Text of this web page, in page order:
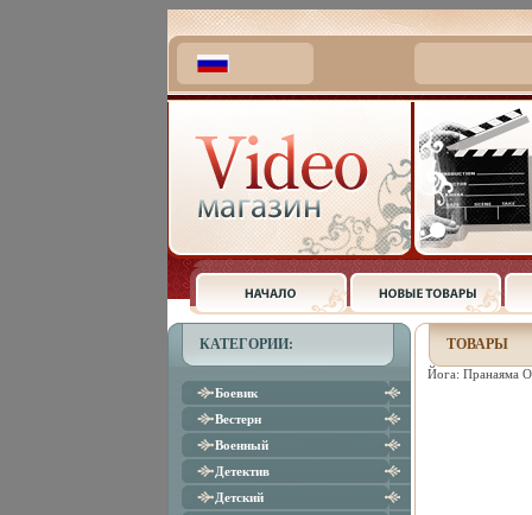
КАТЕГОРИИ:
Боевик
Вестерн
Военный
Детектив
Детский
ТОВАРЫ
Йога: Пранаяма